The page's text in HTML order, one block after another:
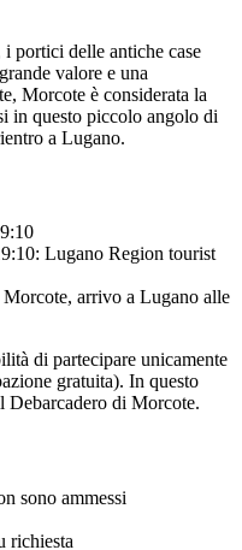
i portici delle antiche case
valore e una
Morcote è considerata la
in questo piccolo angolo di
a Lugano.
Lugano Region tourist
arrivo a Lugano alle
di partecipare unicamente
gratuita). In questo
Debarcadero di Morcote.
sono ammessi
richiesta